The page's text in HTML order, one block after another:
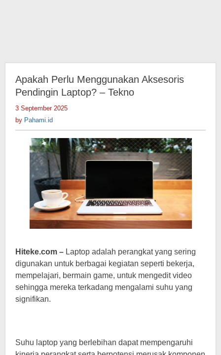
Apakah Perlu Menggunakan Aksesoris
Pendingin Laptop? – Tekno
3 September 2025
by Pahami.id
Hiteke.com – Laptop adalah perangkat yang sering
digunakan untuk berbagai kegiatan seperti bekerja,
mempelajari, bermain game, untuk mengedit video
sehingga mereka terkadang mengalami suhu yang
signifikan.
Suhu laptop yang berlebihan dapat mempengaruhi